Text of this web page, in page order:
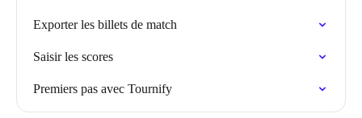
Exporter les billets de match
Saisir les scores
Premiers pas avec Tournify